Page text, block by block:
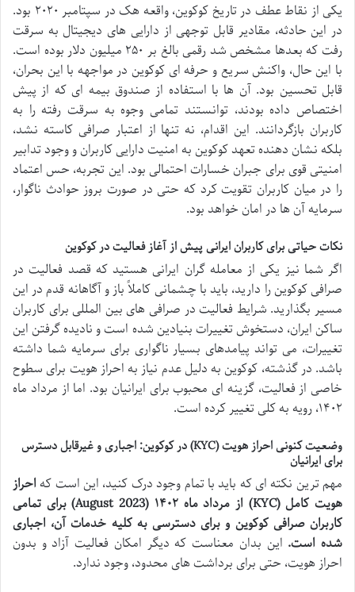
یکی از نقاط عطف در تاریخ کوکوین، واقعه هک در سپتامبر ۲۰۲۰ بود.
در این حادثه، مقادیر قابل توجهی از دارایی های دیجیتال به سرقت
رفت که بعدها مشخص شد رقمی بالغ بر ۲۵۰ میلیون دلار بوده است.
با این حال، واکنش سریع و حرفه ای کوکوین در مواجهه با این بحران،
قابل تحسین بود. آن ها با استفاده از صندوق بیمه ای که از پیش
اختصاص داده بودند، توانستند تمامی وجوه به سرقت رفته را به
کاربران بازگردانند. این اقدام، نه تنها از اعتبار صرافی کاسته نشد،
بلکه نشان دهنده تعهد کوکوین به امنیت دارایی کاربران و وجود تدابیر
امنیتی قوی برای جبران خسارات احتمالی بود. این تجربه، حس اعتماد
را در میان کاربران تقویت کرد که حتی در صورت بروز حوادث ناگوار،
سرمایه آن ها در امان خواهد بود.
نکات حیاتی برای کاربران ایرانی پیش از آغاز فعالیت در کوکوین
اگر شما نیز یکی از معامله گران ایرانی هستید که قصد فعالیت در
صرافی کوکوین را دارید، باید با چشمانی کاملاً باز و آگاهانه قدم در این
مسیر بگذارید. شرایط فعالیت در صرافی های بین المللی برای کاربران
ساکن ایران، دستخوش تغییرات بنیادین شده است و نادیده گرفتن این
تغییرات، می تواند پیامدهای بسیار ناگواری برای سرمایه شما داشته
باشد. در گذشته، کوکوین به دلیل عدم نیاز به احراز هویت برای سطوح
خاصی از فعالیت، گزینه ای محبوب برای ایرانیان بود. اما از مرداد ماه
۱۴۰۲، رویه به کلی تغییر کرده است.
وضعیت کنونی احراز هویت (KYC) در کوکوین: اجباری و غیرقابل دسترس
برای ایرانیان
مهم ترین نکته ای که باید با تمام وجود درک کنید، این است کهاحراز
هویت کامل (KYC) از مرداد ماه ۱۴۰۲ (August 2023) برای تمامی
کاربران صرافی کوکوین و برای دسترسی به کلیه خدمات آن، اجباری
شده است. این بدان معناست که دیگر امکان فعالیت آزاد و بدون
احراز هویت، حتی برای برداشت های محدود، وجود ندارد.